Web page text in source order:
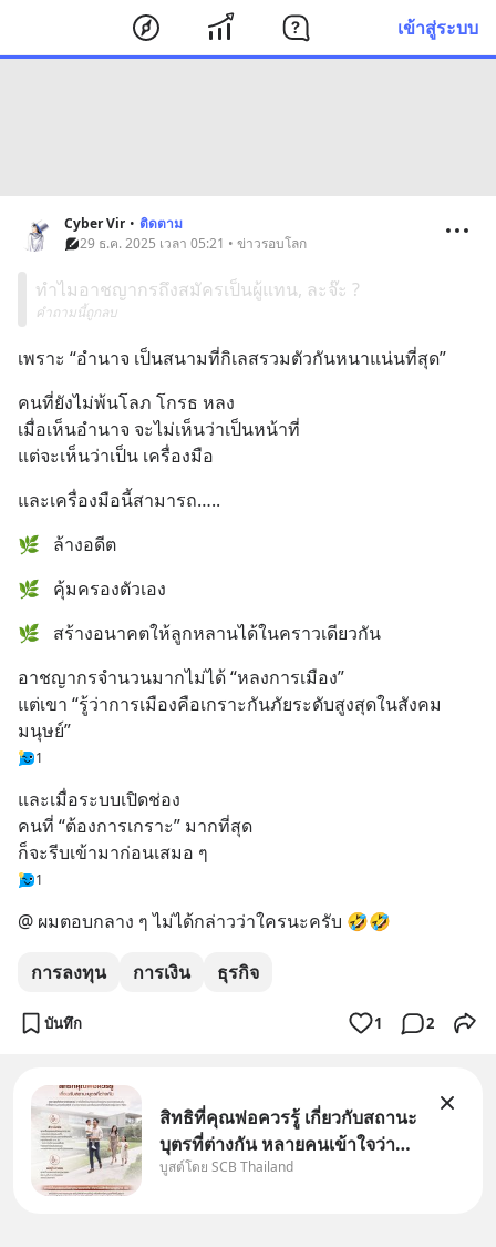
เข้าสู่ระบบ
Cyber Vir • ติดตาม
29 ธ.ค. 2025 เวลา 05:21 • ข่าวรอบโลก
ทำไมอาชญากรถึงสมัครเป็นผู้แทน, ละจ๊ะ ?
คำถามนี้ถูกลบ
เพราะ “อำนาจ เป็นสนามที่กิเลสรวมตัวกันหนาแน่นที่สุด”
คนที่ยังไม่พ้นโลภ โกรธ หลง
เมื่อเห็นอำนาจ จะไม่เห็นว่าเป็นหน้าที่
แต่จะเห็นว่าเป็น เครื่องมือ
และเครื่องมือนี้สามารถ…..
🌿	ล้างอดีต
🌿	คุ้มครองตัวเอง
🌿	สร้างอนาคตให้ลูกหลานได้ในคราวเดียวกัน
อาชญากรจำนวนมากไม่ได้ “หลงการเมือง”
แต่เขา “รู้ว่าการเมืองคือเกราะกันภัยระดับสูงสุดในสังคม
มนุษย์”
1
และเมื่อระบบเปิดช่อง
คนที่ “ต้องการเกราะ” มากที่สุด
ก็จะรีบเข้ามาก่อนเสมอ ๆ
1
@ ผมตอบกลาง ๆ ไม่ได้กล่าวว่าใครนะครับ 🤣🤣
การลงทุน การเงิน ธุรกิจ
บันทึก 1 2
สิทธิที่คุณพ่อควรรู้ เกี่ยวกับสถานะ
บุตรที่ต่างกัน หลายคนเข้าใจว่า
"เมื่อเป็นลูกของพ่อและแม่ ก็ย่อม
บูสต์โดย SCB Thailand